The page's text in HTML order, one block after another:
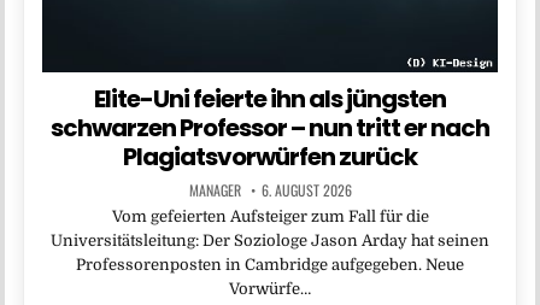
Elite-Uni feierte ihn als jüngsten
schwarzen Professor – nun tritt er nach
Plagiatsvorwürfen zurück
MANAGER 6. AUGUST 2026
Vom gefeierten Aufsteiger zum Fall für die
Universitätsleitung: Der Soziologe Jason Arday hat seinen
Professorenposten in Cambridge aufgegeben. Neue
Vorwürfe…